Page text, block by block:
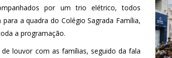
por um trio elétrico, todos
a quadra do Colégio Sagrada Família,
a programação.
louvor com as famílias, seguido da fala